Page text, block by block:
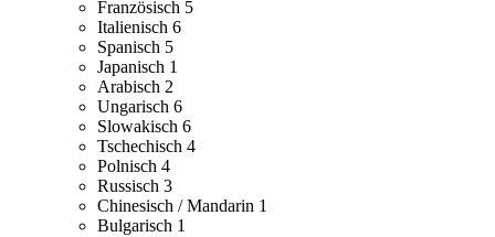
Französisch 5
Italienisch 6
Spanisch 5
Japanisch 1
Arabisch 2
Ungarisch 6
Slowakisch 6
Tschechisch 4
Polnisch 4
Russisch 3
Chinesisch / Mandarin 1
Bulgarisch 1